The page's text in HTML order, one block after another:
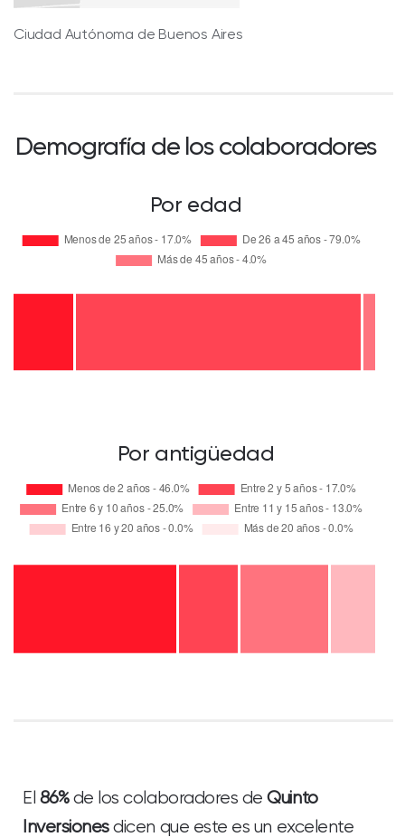
Ciudad Autónoma de Buenos Aires
Demografía de los colaboradores
Por edad
Por antigüedad
El 86%de los colaboradores deQuinto
Inversionesdicen que este es un excelente